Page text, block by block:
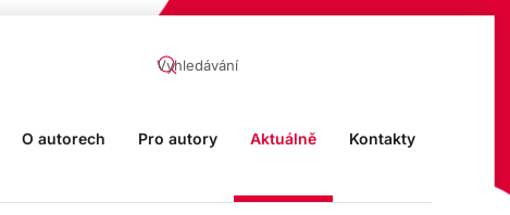
O autorech Pro autory Aktuálně Kontakty